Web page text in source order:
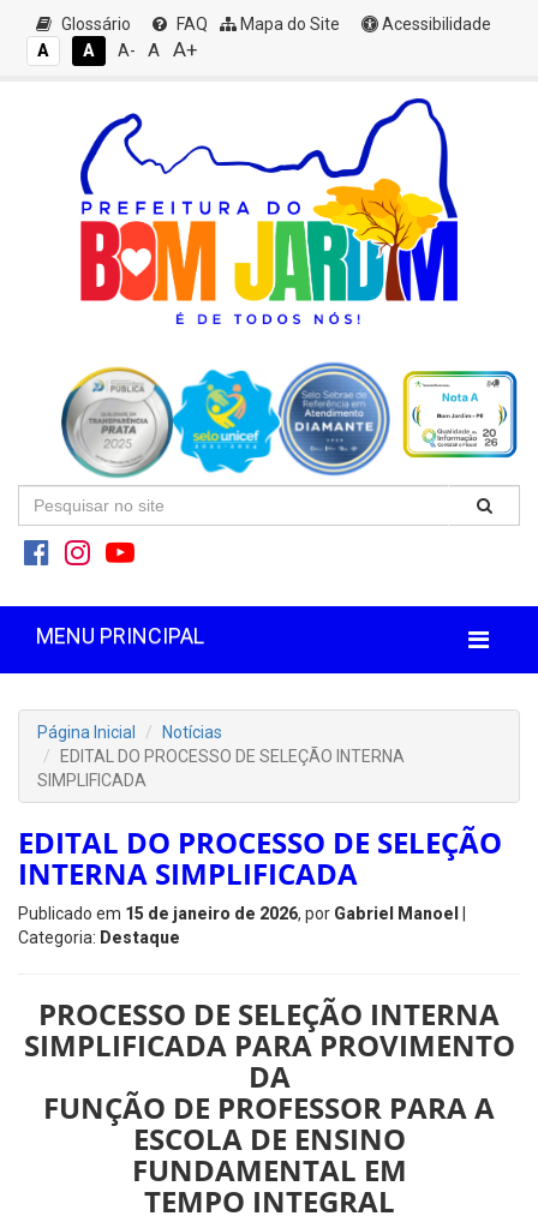
Glossário FAQ Mapa do Site
Acessibilidade
A
A A- A A+
MENU PRINCIPAL
Página Inicial
Notícias
EDITAL DO PROCESSO DE SELEÇÃO INTERNA
SIMPLIFICADA
EDITAL DO PROCESSO DE SELEÇÃO
INTERNA SIMPLIFICADA
Publicado em 15 de janeiro de 2026, por Gabriel Manoel
Categoria: Destaque
PROCESSO DE SELEÇÃO INTERNA
SIMPLIFICADA PARA PROVIMENTO
DA
FUNÇÃO DE PROFESSOR PARA A
ESCOLA DE ENSINO
FUNDAMENTAL EM
TEMPO INTEGRAL